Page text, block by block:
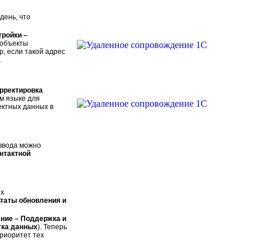
что
–
если такой адрес
языке для
данных в
можно
обновления и
– Поддержка и
данных). Теперь
тех